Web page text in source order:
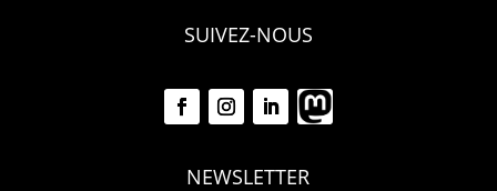
SUIVEZ-NOUS
NEWSLETTER